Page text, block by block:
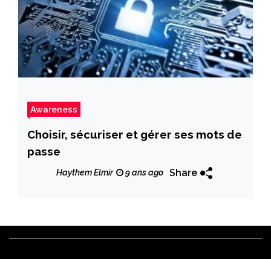
Awareness
Choisir, sécuriser et gérer ses mots de
passe
Haythem Elmir 9 ans ago Share